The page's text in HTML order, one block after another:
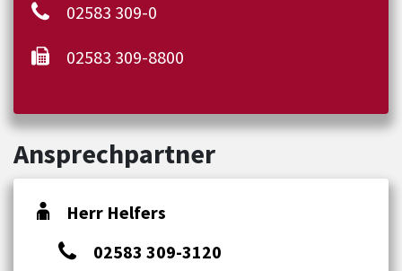
02583 309-0
02583 309-8800
Ansprechpartner
Herr Helfers
02583 309-3120